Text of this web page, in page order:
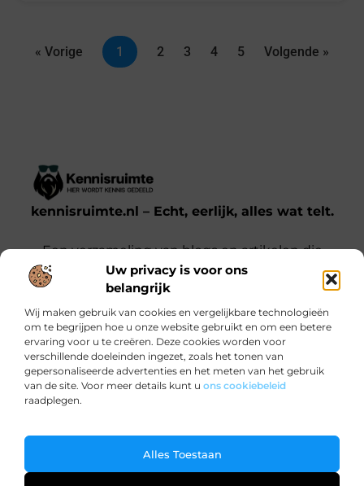
Uw privacy is voor ons
belangrijk
Wij maken gebruik van cookies en vergelijkbare technologieën
om te begrijpen hoe u onze website gebruikt en om een betere
ervaring voor u te creëren. Deze cookies worden voor
verschillende doeleinden ingezet, zoals het tonen van
gepersonaliseerde advertenties en het meten van het gebruik
van de site. Voor meer details kunt u ons cookiebeleid
raadplegen.
Alles Toestaan
« Vorige 1 2 3 4 5 Volgende »
kennisruimte.nl – Echt, eerlijk, alles wat telt.
Een verzameling van blogs en artikelen die
een breed scala aan onderwerpen uit het
dagelijks leven behandelen.
Onze informatie
Bericht categorie